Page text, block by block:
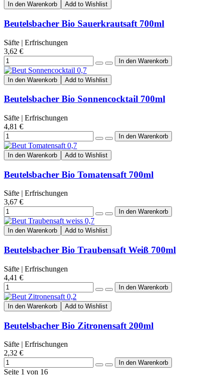
In den Warenkorb Add to Wishlist
Beutelsbacher Bio Sauerkrautsaft 700ml
Säfte | Erfrischungen
3,62 €
In den Warenkorb Add to Wishlist
Beutelsbacher Bio Sonnencocktail 700ml
Säfte | Erfrischungen
4,81 €
In den Warenkorb Add to Wishlist
Beutelsbacher Bio Tomatensaft 700ml
Säfte | Erfrischungen
3,67 €
In den Warenkorb Add to Wishlist
Beutelsbacher Bio Traubensaft Weiß 700ml
Säfte | Erfrischungen
4,41 €
In den Warenkorb Add to Wishlist
Beutelsbacher Bio Zitronensaft 200ml
Säfte | Erfrischungen
2,32 €
Seite 1 von 16